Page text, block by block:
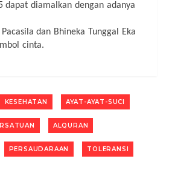
diamalkan dengan adanya
dan Bhineka Tunggal Eka
cinta.
KESEHATAN AYAT-AYAT-SUCI
ALQURAN
PERSAUDARAAN TOLERANSI